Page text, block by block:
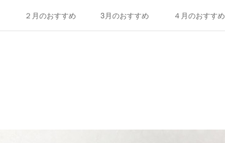
２月のおすすめ 3月のおすすめ ４月のおすすめ